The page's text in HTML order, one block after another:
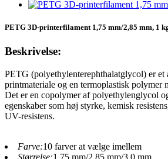
PETG 3D-printerfilament 1,75 mm/2,85 mm, 1
Beskrivelse:
PETG (polyethylenterephthalatglycol) er
printmateriale og en termoplastisk polymer
Det er en copolymer af polyethylenglycol
egenskaber som høj styrke, kemisk
UV-resistens.
Farve:10 farver at vælge imellem
Størrelse:1,75 mm/2,85 mm/3,0 mm